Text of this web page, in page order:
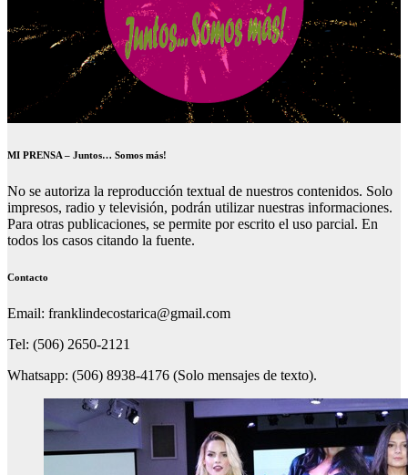
MI PRENSA – Juntos… Somos más!
No se autoriza la reproducción textual de nuestros contenidos. Solo
impresos, radio y televisión, podrán utilizar nuestras informaciones.
Para otras publicaciones, se permite por escrito el uso parcial. En
todos los casos citando la fuente.
Contacto
Email: franklindecostarica@gmail.com
Tel: (506) 2650-2121
Whatsapp: (506) 8938-4176 (Solo mensajes de texto).